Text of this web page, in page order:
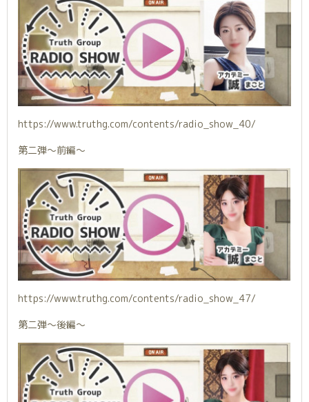
https://www.truthg.com/contents/radio_show_40/
第二弾〜前編〜
https://www.truthg.com/contents/radio_show_47/
第二弾〜後編〜